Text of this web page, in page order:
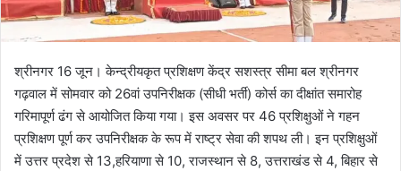
श्रीनगर 16 जून। केन्द्रीयकृत प्रशिक्षण केंद्र सशस्त्र सीमा बल श्रीनगर
गढ़वाल में सोमवार को 26वां उपनिरीक्षक (सीधी भर्ती) कोर्स का दीक्षांत समारोह
गरिमापूर्ण ढंग से आयोजित किया गया। इस अवसर पर 46 प्रशिक्षुओं ने गहन
प्रशिक्षण पूर्ण कर उपनिरीक्षक के रूप में राष्ट्र सेवा की शपथ ली। इन प्रशिक्षुओं
में उत्तर प्रदेश से 13,हरियाणा से 10, राजस्थान से 8, उत्तराखंड से 4, बिहार से